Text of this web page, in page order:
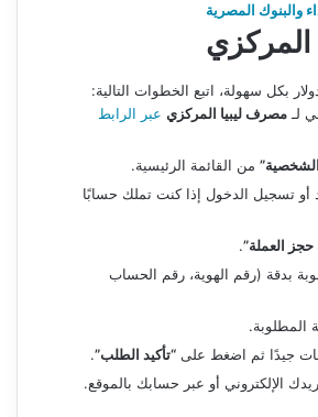
والبنوك المصرية
بكل سهولة، اتبع الخطوات التالية:
لـ مصرف ليبيا المركزي عبر الرابط
من القائمة الرئيسية.
تسجيل الدخول إذا كنت تملك حسابًا
العملة”.
بدقة (رقم الهوية، رقم الحساب
المطلوبة.
جيدًا ثم اضغط على “تأكيد الطلب”.
الإلكتروني أو عبر حسابك بالموقع.